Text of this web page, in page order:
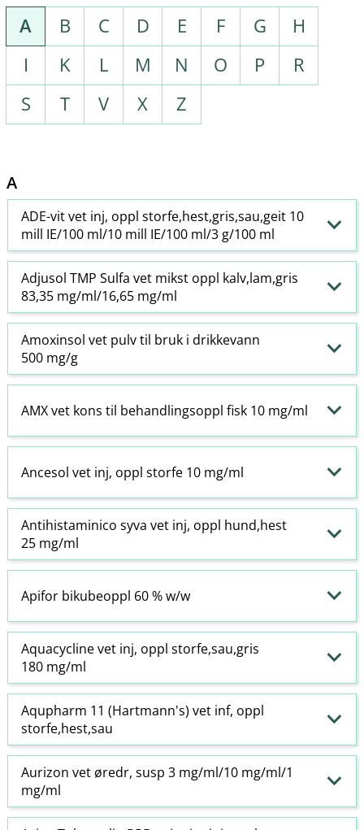
A B C D E F G
H
I
K L M N O P
R
S
T V X Z
A
ADE-vit vet inj, oppl storfe,hest,gris,sau,geit 10
mill IE/100 ml/10 mill IE/100 ml/3 g/100 ml
Adjusol TMP Sulfa vet mikst oppl kalv,lam,gris
83,35 mg/ml/16,65 mg/ml
Amoxinsol vet pulv til bruk i drikkevann
500 mg/g
AMX vet kons til behandlingsoppl fisk 10 mg/ml
Ancesol vet inj, oppl storfe 10 mg/ml
Antihistaminico syva vet inj, oppl hund,hest
25 mg/ml
Apifor bikubeoppl 60 % w​/​w
Aquacycline vet inj, oppl storfe,sau,gris
180 mg/ml
Aqupharm 11 (Hartmann's) vet inf, oppl
storfe,hest,sau
Aurizon vet øredr, susp 3 mg/ml/10 mg/ml/1
mg/ml